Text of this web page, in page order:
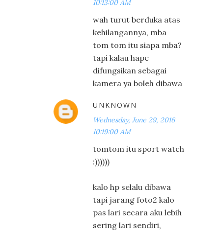
10:13:00 AM
wah turut berduka atas
kehilangannya, mba
tom tom itu siapa mba?
tapi kalau hape
difungsikan sebagai
kamera ya boleh dibawa
UNKNOWN
Wednesday, June 29, 2016
10:19:00 AM
tomtom itu sport watch
:))))))
kalo hp selalu dibawa
tapi jarang foto2 kalo
pas lari secara aku lebih
sering lari sendiri,